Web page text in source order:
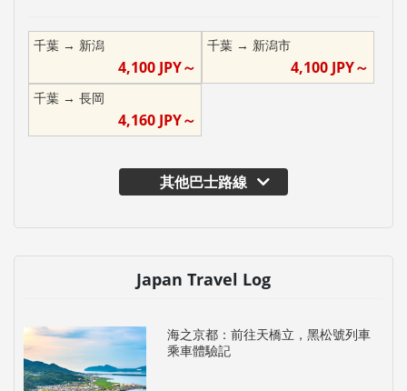
千葉 → 新潟
4,100JPY～
千葉→ 新潟市
4,100 JPY～
千葉 → 長岡
4,160JPY～
其他巴士路線
Japan Travel Log
海之京都：前往天橋立，黑松號列車
乘車體驗記